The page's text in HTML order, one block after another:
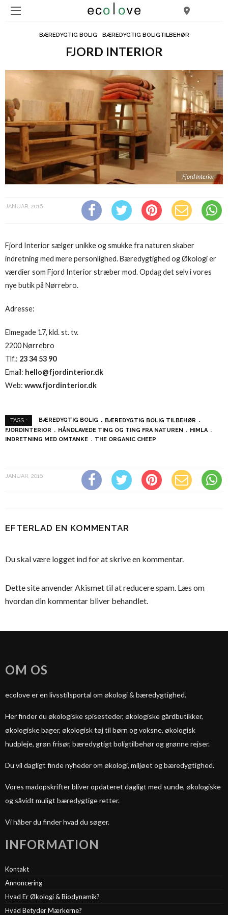
BÆREDYGTIG BOLIG BÆREDYGTIG BOLIGTILBEHØR
FJORD INTERIOR
Fjord Interior
JANUAR, 2016
Fjord Interior sælger unikke og smukke fra naturen skaber
indretning med mere personlighed. Bæredygtighed og Økologi er
værdier som Fjord Interior stræber mod. Opdag det selv i vores
nye butik på Nørrebro.
Adresse:
Elmegade 17, kld. st. tv.
2200 Nørrebro
Tlf.: 23 34 53 90
Email: hello@fjordinterior.dk
Web: www.fjordinterior.dk
TAGS : BÆREDYGTIG BOLIG
BÆREDYGTIG BOLIG TILBEHØR
FJORDINTERIOR
HÅNDLAVEDE TING OG TING FRA NATUREN
HIMLA
INDRETNING MED OMTANKE
THE ORGANIC CHEEP
JANUAR, 2016
EFTERLAD EN KOMMENTAR
Du skal være logget indfor at skrive en kommentar.
Dette site anvender Akismet til at reducere spam. Læs om
hvordan din kommentar bliver behandlet.
OM OS
ecolove er en livsstilsportal om økologi & bæredygtighed.
Her finder du økologiske spisesteder, økologiske gårdbutikker,
økologiske bager, økologisk tøj til børn og voksne, økologisk
hudpleje, grøn frisør, bæredygtigt boligtilbehør og grønne rejser.
Du vil dagligt finde nyheder om økologi, miljøet og bæredygtighed.
Vores madopskrifter bliver opdateret dagligt med sunde, økologiske
og såvidt muligt bæredygtige retter.
Vi håber du finder hvad du søger.
INFORMATION
Kontakt
Annoncering
Hvad Er Økologi & Biodynamik?
Hvad Betyder Mærkerne?